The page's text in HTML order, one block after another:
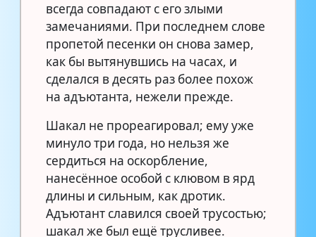
всегда совпадают с его злыми
замечаниями. При последнем слове
пропетой песенки он снова замер,
как бы вытянувшись на часах, и
сделался в десять раз более похож
на адъютанта, нежели прежде.
Шакал не прореагировал; ему уже
минуло три года, но нельзя же
сердиться на оскорбление,
нанесённое особой с клювом в ярд
длины и сильным, как дротик.
Адъютант славился своей трусостью;
шакал же был ещё трусливее.